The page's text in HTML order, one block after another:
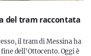
del tram raccontata
il tram di Messina ha
dell'Ottocento. Oggi è